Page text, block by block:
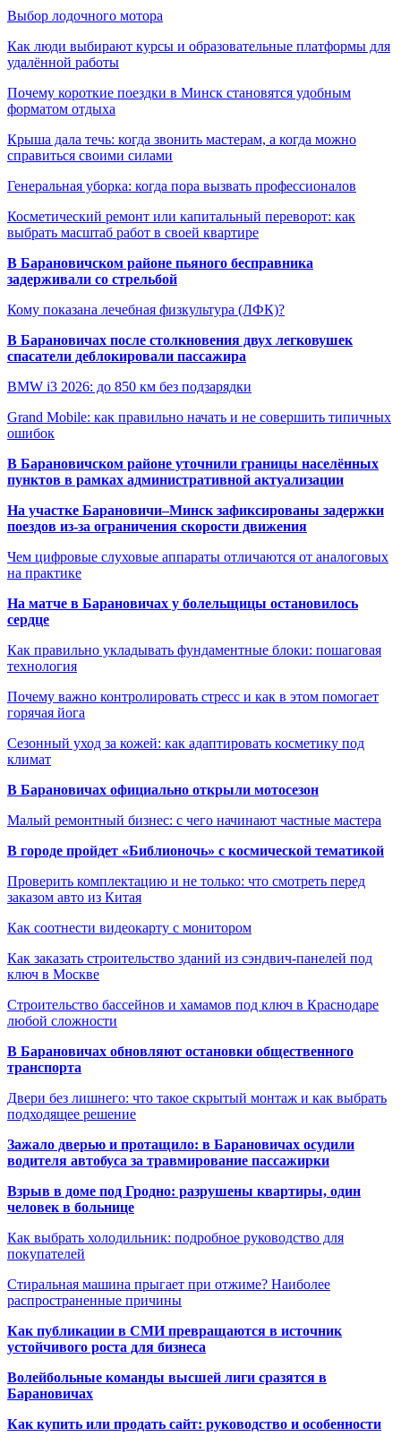
Выбор лодочного мотора
Как люди выбирают курсы и образовательные платформы для
удалённой работы
Почему короткие поездки в Минск становятся удобным
форматом отдыха
Крыша дала течь: когда звонить мастерам, а когда можно
справиться своими силами
Генеральная уборка: когда пора вызвать профессионалов
Косметический ремонт или капитальный переворот: как
выбрать масштаб работ в своей квартире
В Барановичском районе пьяного бесправника
задерживали со стрельбой
Кому показана лечебная физкультура (ЛФК)?
В Барановичах после столкновения двух легковушек
спасатели деблокировали пассажира
BMW i3 2026: до 850 км без подзарядки
Grand Mobile: как правильно начать и не совершить типичных
ошибок
В Барановичском районе уточнили границы населённых
пунктов в рамках административной актуализации
На участке Барановичи–Минск зафиксированы задержки
поездов из-за ограничения скорости движения
Чем цифровые слуховые аппараты отличаются от аналоговых
на практике
На матче в Барановичах у болельщицы остановилось
сердце
Как правильно укладывать фундаментные блоки: пошаговая
технология
Почему важно контролировать стресс и как в этом помогает
горячая йога
Сезонный уход за кожей: как адаптировать косметику под
климат
В Барановичах официально открыли мотосезон
Малый ремонтный бизнес: с чего начинают частные мастера
В городе пройдет «Библионочь» с космической тематикой
Проверить комплектацию и не только: что смотреть перед
заказом авто из Китая
Как соотнести видеокарту с монитором
Как заказать строительство зданий из сэндвич-панелей под
ключ в Москве
Строительство бассейнов и хамамов под ключ в Краснодаре
любой сложности
В Барановичах обновляют остановки общественного
транспорта
Двери без лишнего: что такое скрытый монтаж и как выбрать
подходящее решение
Зажало дверью и протащило: в Барановичах осудили
водителя автобуса за травмирование пассажирки
Взрыв в доме под Гродно: разрушены квартиры, один
человек в больнице
Как выбрать холодильник: подробное руководство для
покупателей
Стиральная машина прыгает при отжиме? Наиболее
распространенные причины
Как публикации в СМИ превращаются в источник
устойчивого роста для бизнеса
Волейбольные команды высшей лиги сразятся в
Барановичах
Как купить или продать сайт: руководство и особенности